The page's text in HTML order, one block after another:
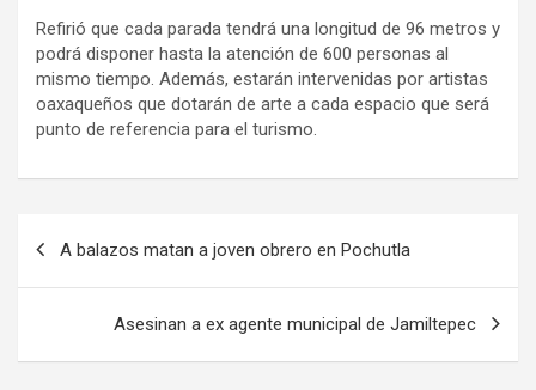
Refirió que cada parada tendrá una longitud de 96 metros y
podrá disponer hasta la atención de 600 personas al
mismo tiempo. Además, estarán intervenidas por artistas
oaxaqueños que dotarán de arte a cada espacio que será
punto de referencia para el turismo.
entradas
A balazos matan a joven obrero en Pochutla
Asesinan a ex agente municipal de Jamiltepec